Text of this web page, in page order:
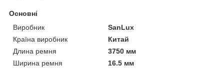
Основні
Виробник
SanLux
Країна виробник
Китай
Длина ремня
3750 мм
Ширина ремня
16.5 мм